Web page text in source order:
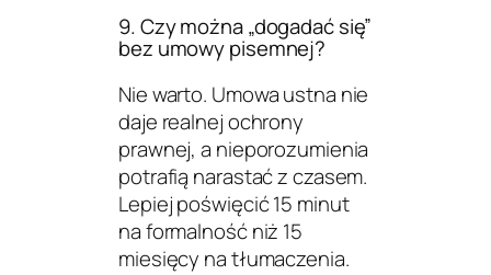
9. Czy można „dogadać się”
bez umowy pisemnej?
Nie warto. Umowa ustna nie
daje realnej ochrony
prawnej, a nieporozumienia
potrafią narastać z czasem.
Lepiej poświęcić 15 minut
na formalność niż 15
miesięcy na tłumaczenia.